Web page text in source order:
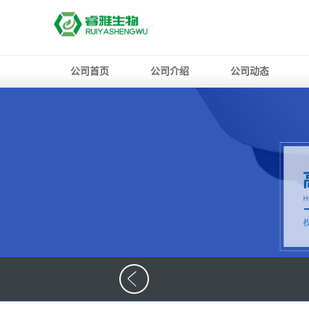
公司首页 公司介绍 公司动态